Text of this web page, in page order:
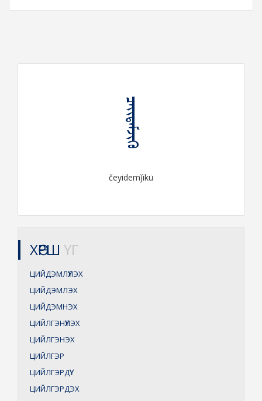
ᠴᠡᠶᠢᠳᠡᠮᠵᠢᠬᠦ
čeyidemǰikü
ХӨРШ ҮГ
ЦИЙДЭМЛҮҮЛЭХ
ЦИЙДЭМЛЭХ
ЦИЙДЭМНЭХ
ЦИЙЛГЭНҮҮЛЭХ
ЦИЙЛГЭНЭХ
ЦИЙЛГЭР
ЦИЙЛГЭРДҮҮ
ЦИЙЛГЭРДЭХ